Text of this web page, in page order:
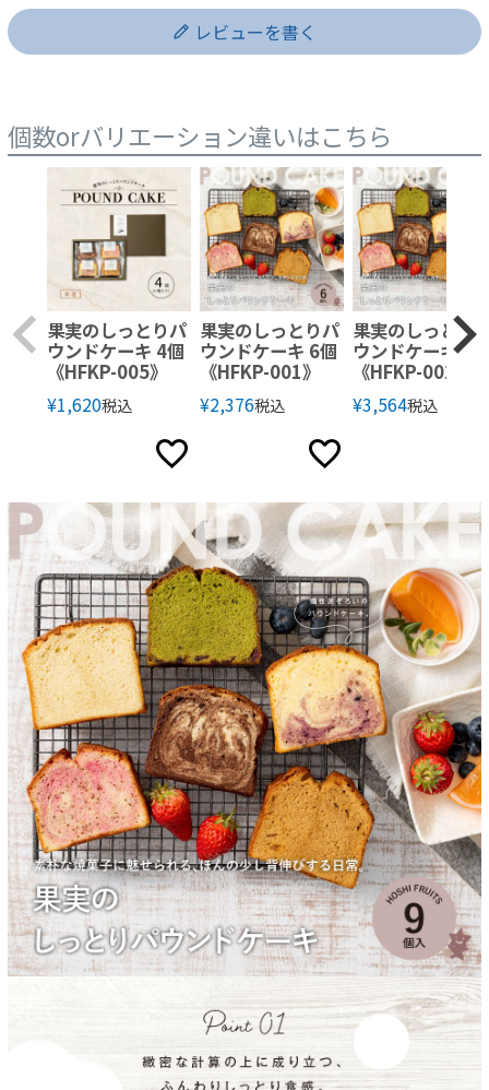
レビューを書く
個数orバリエーション違いはこちら
果実のしっとりパ
ウンドケーキ 4個
《HFKP-005》
¥1,620税込
果実のしっとりパ
ウンドケーキ 6個
《HFKP-001》
¥2,376税込
果実のしっとり
ウンドケーキ 9個
《HFKP-002》
¥3,564税込